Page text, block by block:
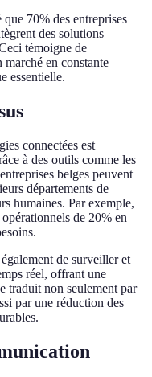
70% des entreprises
des solutions
témoigne de
en constante
essentielle.
connectées est
à des outils comme les
belges peuvent
départements de
humaines. Par exemple,
de 20% en
de surveiller et
réel, offrant une
traduit non seulement par
par une réduction des